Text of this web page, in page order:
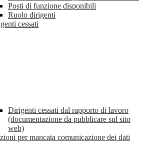
Posti di funzione disponibili
Ruolo dirigenti
cessati
Dirigenti cessati dal rapporto di lavoro
(documentazione da pubblicare sul sito
web)
per mancata comunicazione dei dati